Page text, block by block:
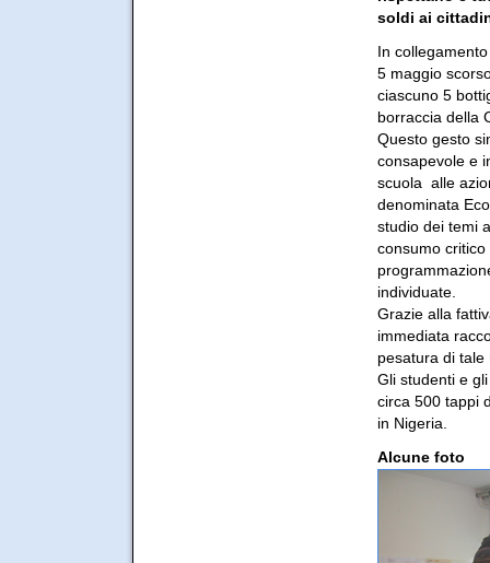
soldi ai
In
5 maggio
ciascuno 5
borraccia della
Questo gesto
consapevole e
scuola alle
denominata
studio dei temi
consumo
individuate.
Grazie alla
immediata
pesatura di tale
Gli studenti e
circa 500 tappi
in Nigeria.
Alcune foto